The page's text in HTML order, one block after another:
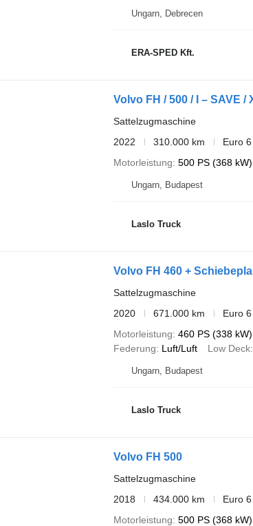
Ungarn, Debrecen
ERA-SPED Kft.
Volvo FH / 500 / I – SAVE /
Sattelzugmaschine
2022
310.000 km
Euro 6
Motorleistung 500 PS (368 kW)
Ungarn, Budapest
Laslo Truck
Volvo FH 460 +
Sattelzugmaschine
2020
671.000 km
Euro 6
Motorleistung 460 PS (338 kW)
Federung
Luft/Luft Low Deck
Ungarn, Budapest
Laslo Truck
Volvo FH 500
Sattelzugmaschine
2018
434.000 km
Euro 6
Motorleistung 500 PS (368 kW)